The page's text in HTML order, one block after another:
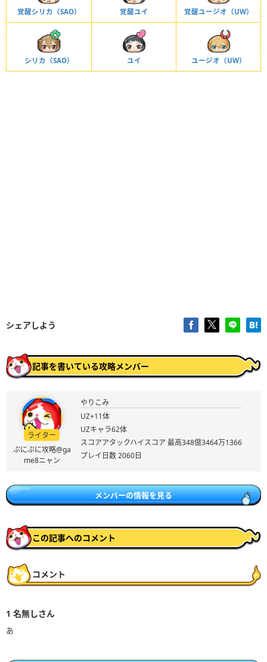
覚醒シリカ（SAO） 覚醒ユイ 覚醒ユージオ（UW）
シリカ（SAO） ユイ ユージオ（UW）
シェアしよう
記事を書いている攻略メンバー
ライター
ぷにぷに攻略@ga
me8ニャン
やりこみ
UZ+11体
UZキャラ62体
スコアアタックハイスコア 最高348億3464万1366
プレイ日数 2060日
メンバーの情報を見る
この記事へのコメント
コメント
1 名無しさん